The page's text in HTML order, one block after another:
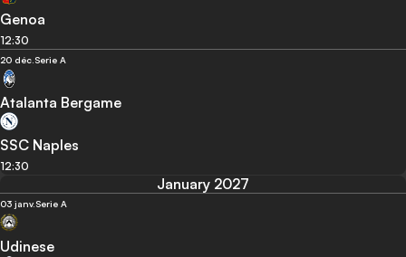
Genoa
12:30
20 déc. Serie A
Atalanta Bergame
SSC Naples
12:30
January 2027
03 janv. Serie A
Udinese